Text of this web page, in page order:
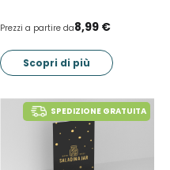
Prezzi a partire da8,99 €
Scopri di più
SPEDIZIONE GRATUITA